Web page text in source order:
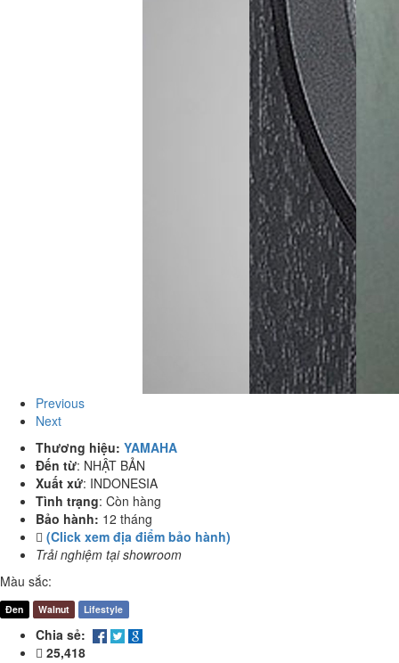
Previous
Next
Thương hiệu: YAMAHA
Đến từ: NHẬT BẢN
Xuất xứ: INDONESIA
Tình trạng: Còn hàng
Bảo hành: 12 tháng
(Click xem địa điểm bảo hành)
Trải nghiệm tại showroom
Màu sắc:
Đen Walnut Lifestyle
Chia sẻ:
25,418